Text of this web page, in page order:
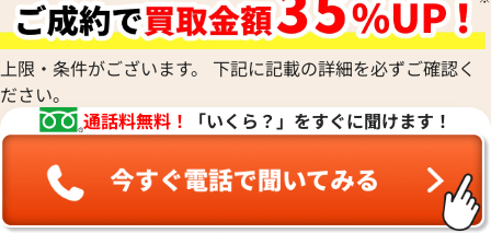
ハ行
マ行
ヤ行
上限・条件がございます。 下記に記載の詳細を必ずご確認く
ださい。
通話料無料！
「いくら？」をすぐに聞けます！